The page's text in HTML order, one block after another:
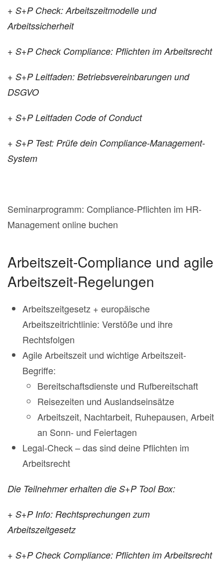
+ S+P Check: Arbeitszeitmodelle und
Arbeitssicherheit
+ S+P Check Compliance: Pflichten im Arbeitsrecht
+ S+P Leitfaden: Betriebsvereinbarungen und
DSGVO
+ S+P Leitfaden Code of Conduct
+ S+P Test: Prüfe dein Compliance-Management-
System
Seminarprogramm: Compliance-Pflichten im HR-
Management online buchen
Arbeitszeit-Compliance und agile
Arbeitszeit-Regelungen
Arbeitszeitgesetz + europäische
Arbeitszeitrichtlinie: Verstöße und ihre
Rechtsfolgen
Agile Arbeitszeit und wichtige Arbeitszeit-
Begriffe:
Bereitschaftsdienste und Rufbereitschaft
Reisezeiten und Auslandseinsätze
Arbeitszeit, Nachtarbeit, Ruhepausen, Arbeit
an Sonn- und Feiertagen
Legal-Check – das sind deine Pflichten im
Arbeitsrecht
Die Teilnehmer erhalten die S+P Tool Box:
+ S+P Info: Rechtsprechungen zum
Arbeitszeitgesetz
+ S+P Check Compliance: Pflichten im Arbeitsrecht